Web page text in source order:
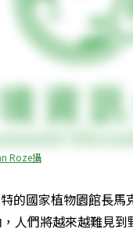
Roze攝
的國家植物園館長馬
人們將越來越難見到